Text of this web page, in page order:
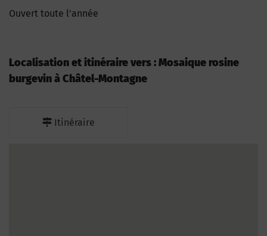
Ouvert toute l'année
Localisation et itinéraire vers : Mosaique rosine
burgevin à Châtel-Montagne
Itinéraire